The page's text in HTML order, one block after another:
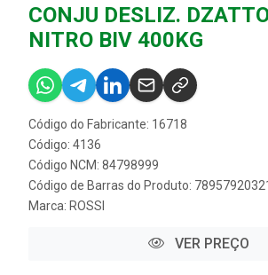
CONJU DESLIZ.
NITRO BIV 400KG
Código do Fabricante: 16718
Código: 4136
Código NCM: 84798999
Código de Barras do Produto:
Marca: ROSSI
VER PREÇO